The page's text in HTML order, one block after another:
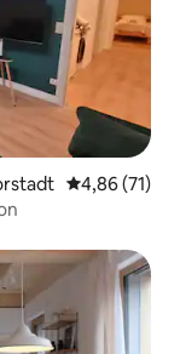
Gemiddelde
4,86 (71)